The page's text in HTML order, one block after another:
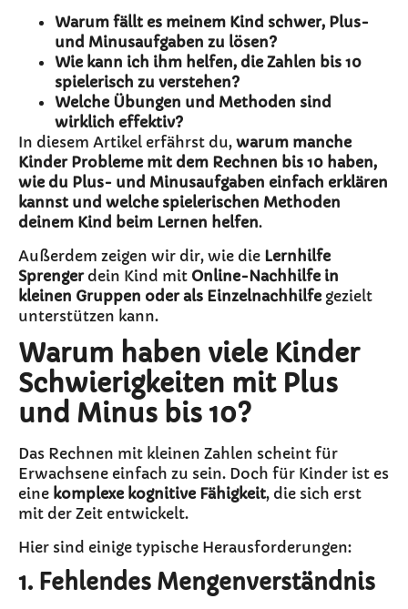
Warum fällt es meinem Kind schwer, Plus-
und Minusaufgaben zu lösen?
Wie kann ich ihm helfen, die Zahlen bis 10
spielerisch zu verstehen?
Welche Übungen und Methoden sind
wirklich effektiv?
In diesem Artikel erfährst du, warum manche
Kinder Probleme mit dem Rechnen bis 10 haben,
wie du Plus- und Minusaufgaben einfach erklären
kannst und welche spielerischen Methoden
deinem Kind beim Lernen helfen.
Außerdem zeigen wir dir, wie die Lernhilfe
Sprengerdein Kind mit Online-Nachhilfe in
kleinen Gruppen oder als Einzelnachhilfe gezielt
unterstützen kann.
Warum haben viele Kinder
Schwierigkeiten mit Plus
und Minus bis 10?
Das Rechnen mit kleinen Zahlen scheint für
Erwachsene einfach zu sein. Doch für Kinder ist es
eine komplexe kognitive Fähigkeit, die sich erst
mit der Zeit entwickelt.
Hier sind einige typische Herausforderungen:
1. Fehlendes Mengenverständnis